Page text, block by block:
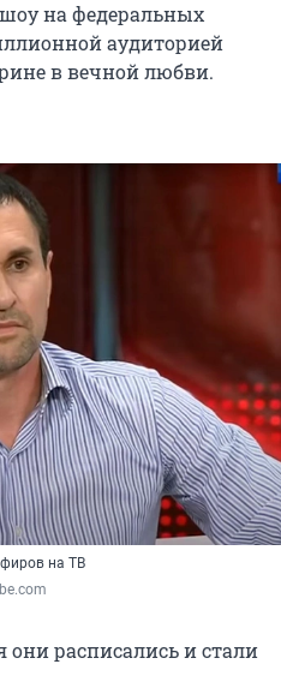
на федеральных
аудиторией
в вечной любви.
на ТВ
они расписались и стали